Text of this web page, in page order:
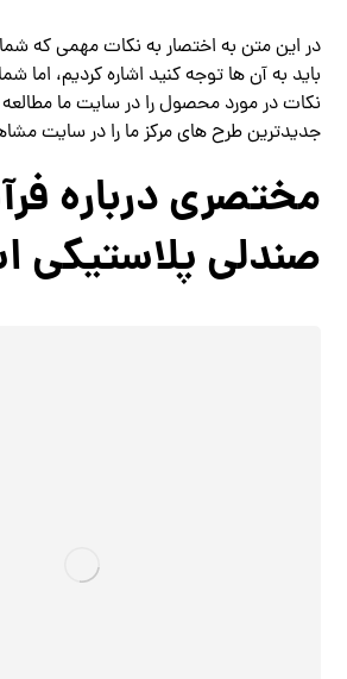
در این متن به اختصار به نکات مهمی که
باید به آن ها توجه کنید اشاره کردیم، اما
نکات در مورد محصول را در سایت ما
جدیدترین طرح های مرکز ما را در سایت
مختصری درباره
صندلی پلاستیکی